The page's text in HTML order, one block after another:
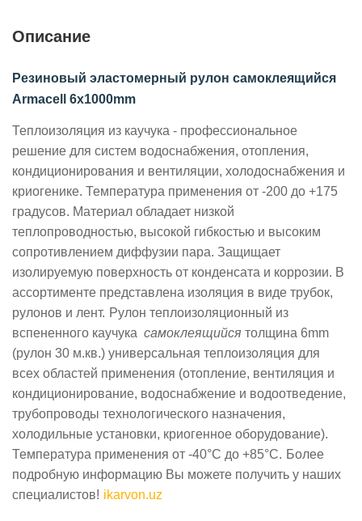
Описание
Резиновый эластомерный рулон самоклеящийся
Armacell 6x1000mm
Теплоизоляция из каучука - профессиональное
решение для систем водоснабжения, отопления,
кондиционирования и вентиляции, холодоснабжения и
криогенике. Температура применения от -200 до +175
градусов. Материал обладает низкой
теплопроводностью, высокой гибкостью и высоким
сопротивлением диффузии пара. Защищает
изолируемую поверхность от конденсата и коррозии. В
ассортименте представлена изоляция в виде трубок,
рулонов и лент. Pулон теплоизоляционный из
вспененного каучука самоклеящийся толщина 6mm
(рулон 30 м.кв.) универсальная теплоизоляция для
всех областей применения (отопление, вентиляция и
кондиционирование, водоснабжение и водоотведение,
трубопроводы технологического назначения,
холодильные установки, криогенное оборудование).
Температура применения от -40°С до +85°С. Более
подробную информацию Вы можете получить у наших
специалистов! ikarvon.uz